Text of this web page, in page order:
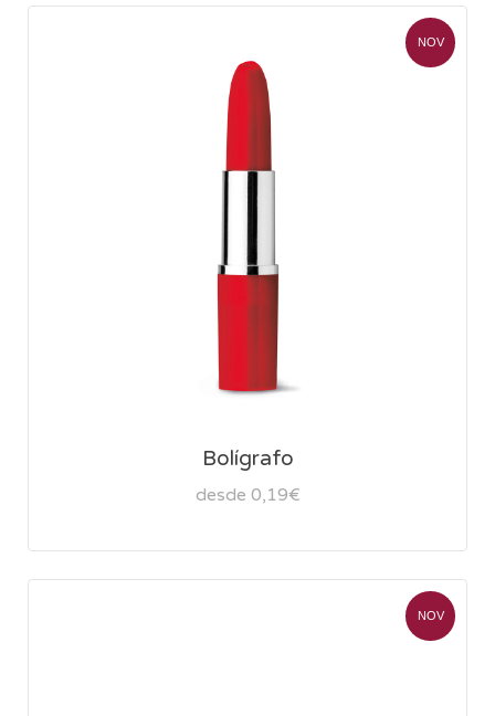
NOV
Bolígrafo
desde 0,19€
NOV